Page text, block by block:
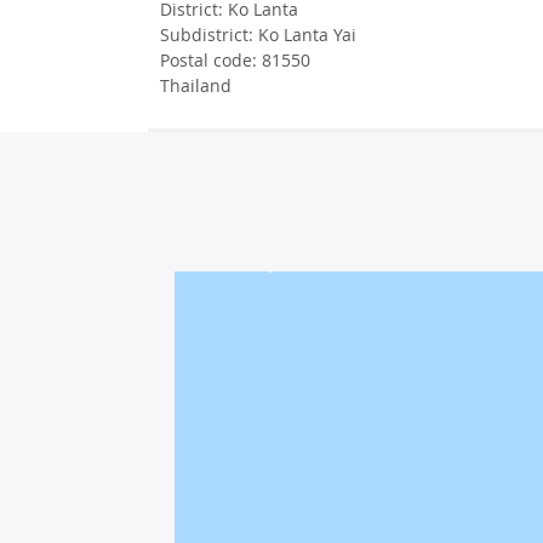
District: Ko Lanta
Subdistrict: Ko Lanta Yai
Postal code: 81550
Thailand